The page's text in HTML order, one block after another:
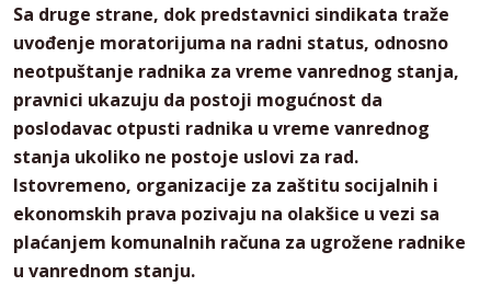
Sa druge strane, dok predstavnici sindikata traže
uvođenje moratorijuma na radni status, odnosno
neotpuštanje radnika za vreme vanrednog stanja,
pravnici ukazuju da postoji mogućnost da
poslodavac otpusti radnika u vreme vanrednog
stanja ukoliko ne postoje uslovi za rad.
Istovremeno, organizacije za zaštitu socijalnih i
ekonomskih prava pozivaju na olakšice u vezi sa
plaćanjem komunalnih računa za ugrožene radnike
u vanrednom stanju.